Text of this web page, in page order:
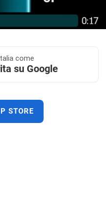
come
su Google
STORE